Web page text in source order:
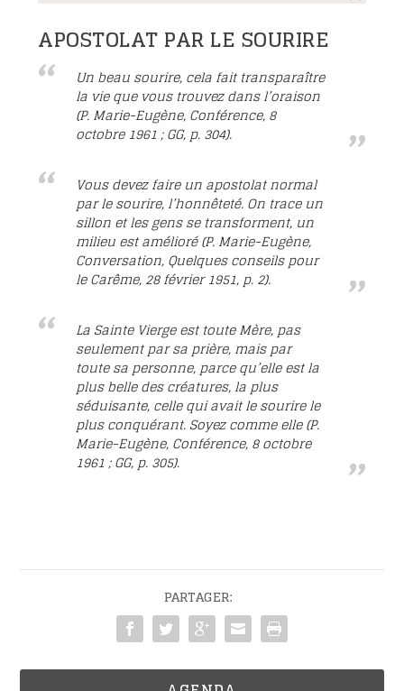
APOSTOLAT PAR LE SOURIRE
Un beau sourire, cela fait transparaître
la vie que vous trouvez dans l’oraison
(P. Marie-Eugène, Conférence, 8
octobre 1961 ; GG, p. 304).
Vous devez faire un apostolat normal
par le sourire, l’honnêteté. On trace un
sillon et les gens se transforment, un
milieu est amélioré (P. Marie-Eugène,
Conversation, Quelques conseils pour
le Carême, 28 février 1951, p. 2).
La Sainte Vierge est toute Mère, pas
seulement par sa prière, mais par
toute sa personne, parce qu’elle est la
plus belle des créatures, la plus
séduisante, celle qui avait le sourire le
plus conquérant. Soyez comme elle (P.
Marie-Eugène, Conférence, 8 octobre
1961 ; GG, p. 305).
PARTAGER: